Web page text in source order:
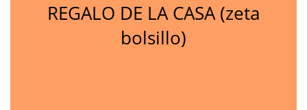
REGALO DE LA CASA (zeta
bolsillo)